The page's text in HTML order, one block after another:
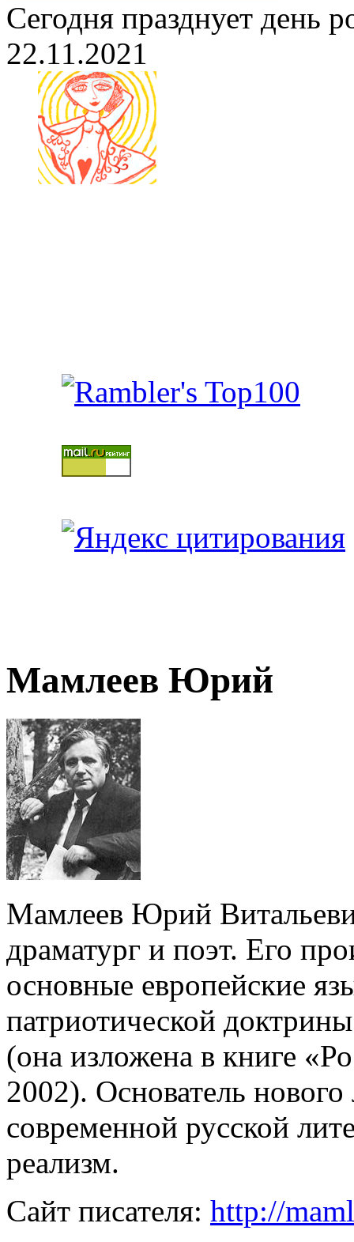
Сегодня празднует день
22.11.2021
Мамлеев Юрий
Мамлеев Юрий
драматург и поэт. Его
основные европейские
патриотической
(она изложена в книге
2002). Основатель нового
современной русской
реализм.
Сайт писателя: http://